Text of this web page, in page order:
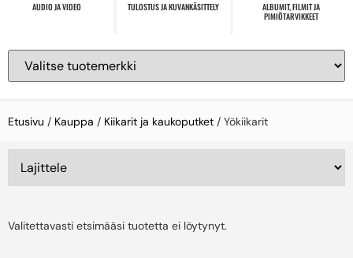
AUDIO JA VIDEO TULOSTUS JA KUVANKÄSITTELY
ALBUMIT, FILMIT JA
PIMIÖTARVIKKEET
Etusivu / Kauppa / Kiikarit ja kaukoputket / Yökiikarit
Valitettavasti etsimääsi tuotetta ei löytynyt.